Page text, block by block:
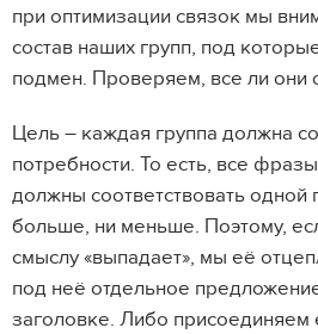
при оптимизации связок мы
состав наших групп, под
подмен. Проверяем, все ли они
Цель – каждая группа должна
потребности. То есть, все
должны соответствовать одной
больше, ни меньше. Поэтому,
смыслу «выпадает», мы её
под неё отдельное
заголовке. Либо присоединяем